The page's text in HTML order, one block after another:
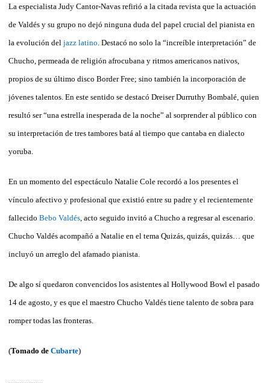
La especialista Judy Cantor-Navas refirió a la citada revista que la actuación
de Valdés y su grupo no dejó ninguna duda del papel crucial del pianista en
la evolución del jazz latino . Destacó no solo la “increíble interpretación” de
Chucho, permeada de religión afrocubana y ritmos americanos nativos,
propios de su último disco Border Free; sino también la incorporación de
jóvenes talentos. En este sentido se destacó Dreiser Durruthy Bombalé, quien
resultó ser “una estrella inesperada de la noche” al sorprender al público con
su interpretación de tres tambores batá al tiempo que cantaba en dialecto
yoruba.
En un momento del espectáculo Natalie Cole recordó a los presentes el
vínculo afectivo y profesional que existió entre su padre y el recientemente
fallecido Bebo Valdés , acto seguido invitó a Chucho a regresar al escenario.
Chucho Valdés acompañó a Natalie en el tema Quizás, quizás, quizás… que
incluyó un arreglo del afamado pianista.
De algo sí quedaron convencidos los asistentes al Hollywood Bowl el pasado
14 de agosto, y es que el maestro Chucho Valdés tiene talento de sobra para
romper todas las fronteras.
(Tomado de Cubarte)